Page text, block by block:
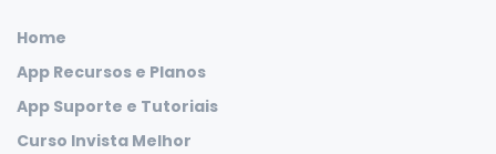
Home
App Recursos e Planos
App Suporte e Tutoriais
Curso Invista Melhor